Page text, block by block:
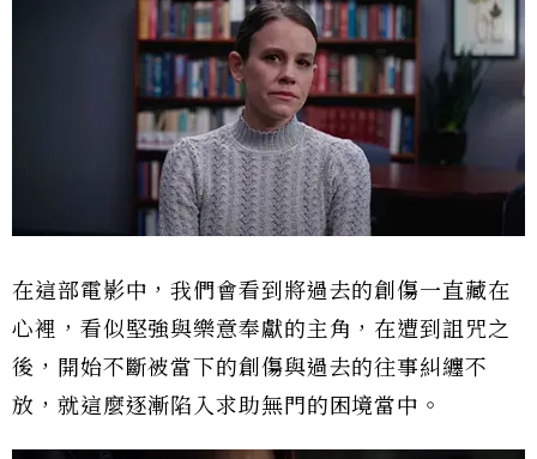
在這部電影中，我們會看到將過去的創傷一直藏在
心裡，看似堅強與樂意奉獻的主角，在遭到詛咒之
後，開始不斷被當下的創傷與過去的往事糾纏不
放，就這麼逐漸陷入求助無門的困境當中。